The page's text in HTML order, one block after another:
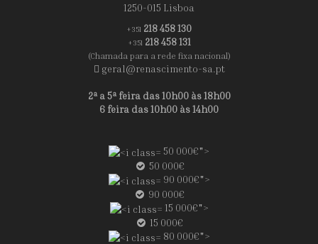
1250-015 Lisboa
+351 218 458 130
+351 218 458 131
(Chamada para a rede fixa nacional)
geral@renascimento-sa.pt
2ª a 5ª feira das 10h00 às 18h00
6 feira das 10h00 às 14h00
50 000€">
50 000€
90 000€">
90 000€
15 000€">
15 000€
80 000€">